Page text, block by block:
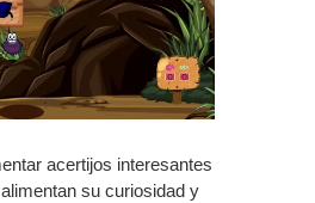
acertijos interesantes
su curiosidad y